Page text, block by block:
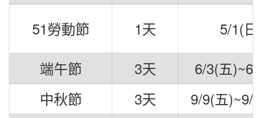
51勞動節
1天
5/1(日)
端午節
3天
6/3(五)~6/
中秋節
3天
9/9(五)~9/